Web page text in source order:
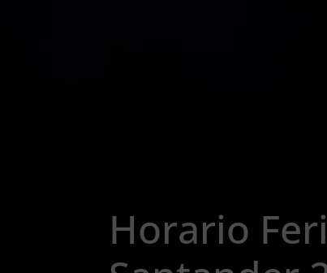
Horario